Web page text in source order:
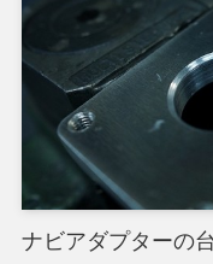
ナビアダプターの